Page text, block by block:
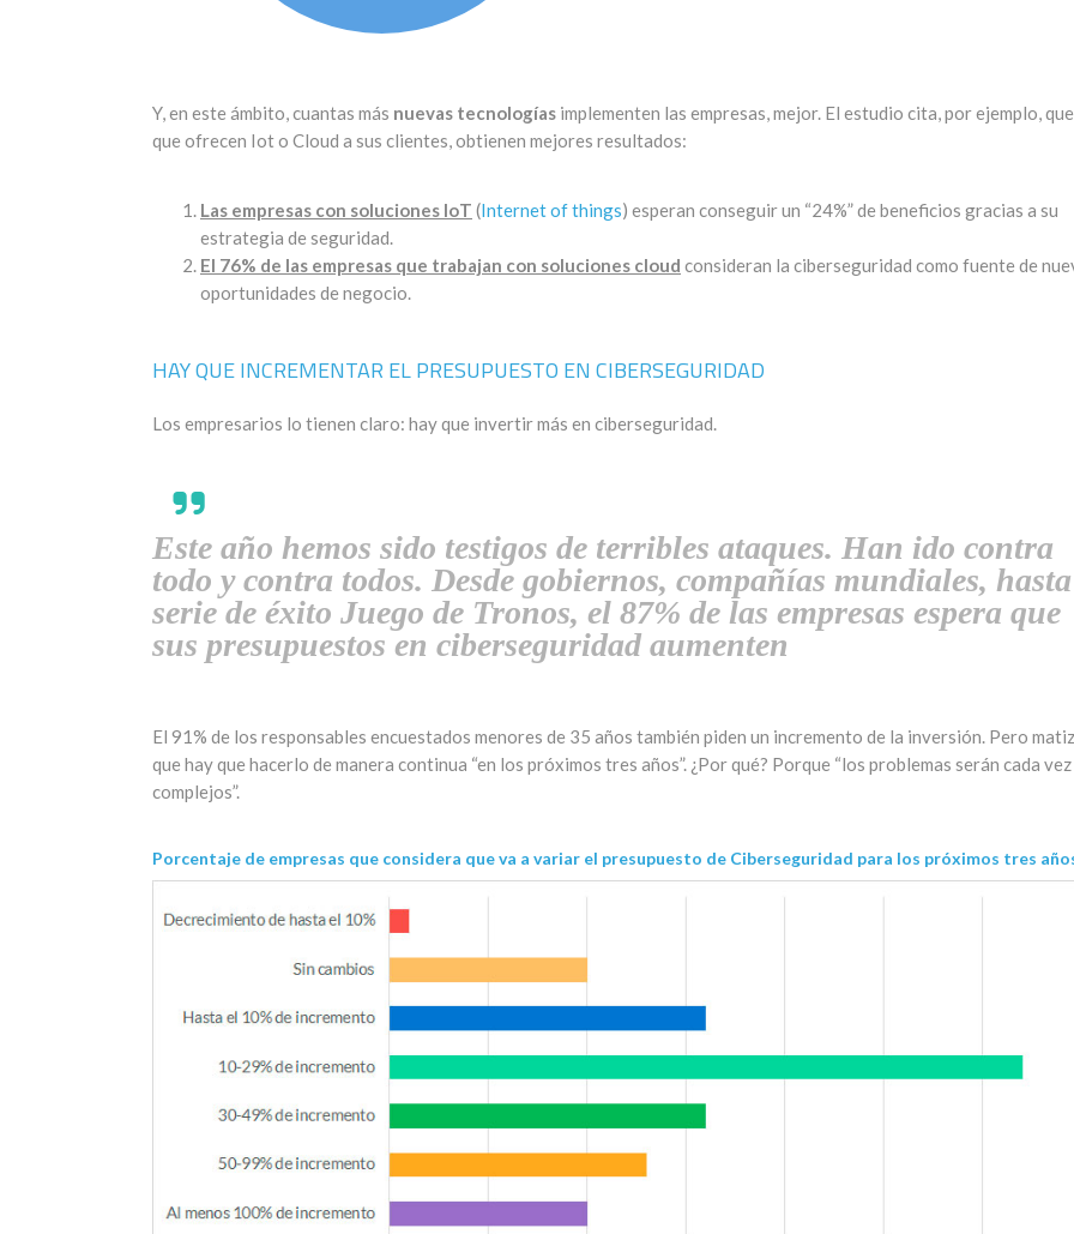
Y, en este ámbito, cuantas más nuevas tecnologías implementen las empresas, mejor. El estudio cita, por ejemplo,
que ofrecen Iot o Cloud a sus clientes, obtienen mejores resultados:
Las empresas con soluciones IoT (Internet of things) esperan conseguir un “24%” de beneficios gracias a su
estrategia de seguridad.
El 76% de las empresas que trabajan con soluciones cloud consideran la ciberseguridad como fuente de
oportunidades de negocio.
HAY QUE INCREMENTAR EL PRESUPUESTO EN CIBERSEGURIDAD
Los empresarios lo tienen claro: hay que invertir más en ciberseguridad.
Este año hemos sido testigos de terribles ataques. Han ido contra
todo y contra todos. Desde gobiernos, compañías mundiales,
serie de éxito Juego de Tronos, el 87% de las empresas espera que
sus presupuestos en ciberseguridad aumenten
El 91% de los responsables encuestados menores de 35 años también piden un incremento de la inversión. Pero
que hay que hacerlo de manera continua “en los próximos tres años”. ¿Por qué? Porque “los problemas serán cada vez
complejos”.
Porcentaje de empresas que considera que va a variar el presupuesto de Ciberseguridad para los próximos tres